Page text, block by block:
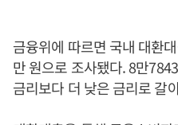
금융위에 따르면 국내 대환
만 원으로 조사됐다. 8만
금리보다 더 낮은 금리로 갈